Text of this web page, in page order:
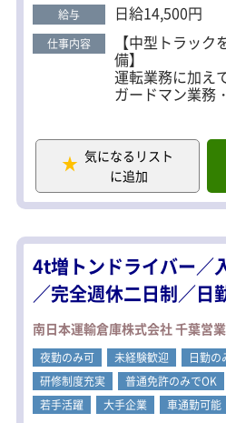
給与 日給14,500円
仕事内容 【中型トラッ
備】
運転業務に加え
ガードマン業務
■勤務エリア・
・集合場所：日
在家駅周辺のト
・勤務エリア：
・手積み・手降
1人で作業する
～10人で行いま
休憩は交代で1
扱う資材は比較
ため、
体への負担も少
無理なく活躍で
気になるリスト
に追加
4t増トンドライバー／
／完全週休二日制／日
南日本運輸倉庫株式会社 千葉営
夜勤のみ可 未経験歓迎 日勤の
研修制度充実
普通免許のみでOK
若手活躍
大手企業 車通勤可能